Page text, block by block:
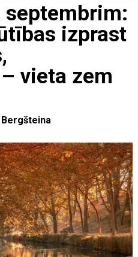
septembrim:
izprast
vieta zem
Bergšteina